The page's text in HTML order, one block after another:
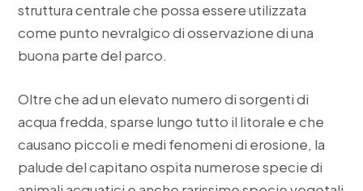
struttura centrale che possa essere utilizzata
come punto nevralgico di osservazione di una
buona parte del parco.
Oltre che ad un elevato numero di sorgenti di
acqua fredda, sparse lungo tutto il litorale e che
causano piccoli e medi fenomeni di erosione, la
palude del capitano ospita numerose specie di